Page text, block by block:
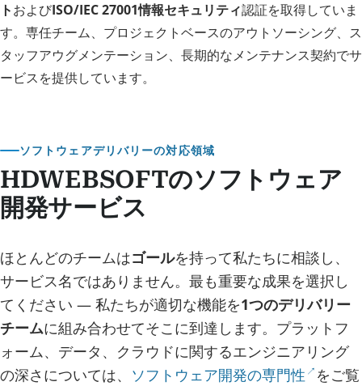
トおよびISO/IEC 27001情報セキュリティ認証を取得していま
す。専任チーム、プロジェクトベースのアウトソーシング、ス
タッフアウグメンテーション、長期的なメンテナンス契約でサ
ービスを提供しています。
ソフトウェアデリバリーの対応領域
HDWEBSOFTのソフトウェア
開発サービス
ほとんどのチームはゴールを持って私たちに相談し、
サービス名ではありません。最も重要な成果を選択し
てください — 私たちが適切な機能を1つのデリバリー
チームに組み合わせてそこに到達します。プラットフ
ォーム、データ、クラウドに関するエンジニアリング
の深さについては、 ソフトウェア開発の専門性
をご覧